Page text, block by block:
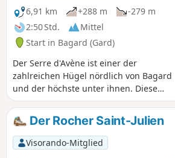
6,91 km
+288 m
-279 m
2:50 Std.
Mittel
Start in Bagard (Gard)
Der Serre d'Avène ist einer der
zahlreichen Hügel nördlich von Bagard
und der höchste unter ihnen. Diese
Rundwanderung führt Sie über Wege
und Pfade durch das Heideland. Auf
dem Gipfel erwartet Sie eine
wunderschöne Aussicht auf die
Cevennen und den Großraum Alès.
Der Rocher Saint-Julien
Visorando-Mitglied